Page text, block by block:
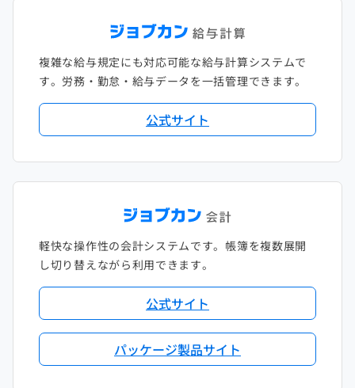
複雑な給与規定にも対応可能な給与計算システムで
す。労務・勤怠・給与データを一括管理できます。
公式サイト
軽快な操作性の会計システムです。帳簿を複数展開
し切り替えながら利用できます。
公式サイト
パッケージ製品サイト